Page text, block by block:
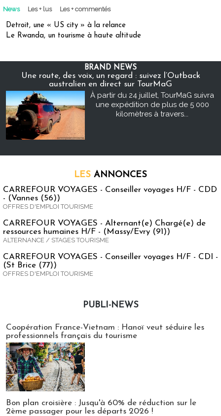
News Les + lus Les + commentés
Detroit, une « US city » à la relance
Le Rwanda, un tourisme à haute altitude
BRAND NEWS
Une route, des voix, un regard : suivez l’Outback
australien en direct sur TourMaG
À partir du 24 juillet, TourMaG suivra
une expédition de plus de 5 000
kilomètres à travers...
LES ANNONCES
CARREFOUR VOYAGES - Conseiller voyages H/F - CDD
- (Vannes (56))
OFFRES D'EMPLOI TOURISME
CARREFOUR VOYAGES - Alternant(e) Chargé(e) de
ressources humaines H/F - (Massy/Evry (91))
ALTERNANCE / STAGES TOURISME
CARREFOUR VOYAGES - Conseiller voyages H/F - CDI -
(St Brice (77))
OFFRES D'EMPLOI TOURISME
PUBLI-NEWS
Coopération France-Vietnam : Hanoï veut séduire les
professionnels français du tourisme
Bon plan croisière : Jusqu'à 60% de réduction sur le
2ème passager pour les départs 2026 !